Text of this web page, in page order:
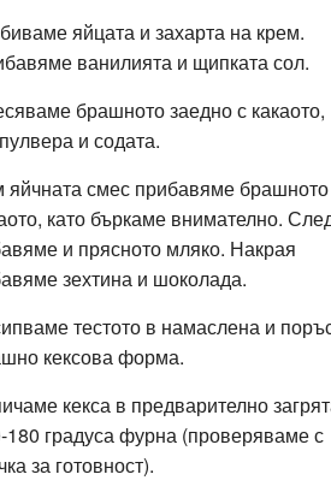
яйцата и захарта на крем.
ванилията и щипката сол.
брашното заедно с какаото,
и содата.
яйчната смес прибавяме
като бъркаме внимателно.
и прясното мляко. Накрая
зехтина и шоколада.
тестото в намаслена и
кексова форма.
кекса в предварително
180 градуса фурна (проверяваме с
за готовност).